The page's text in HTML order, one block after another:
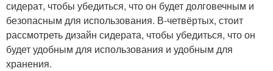
сидерат, чтобы убедиться, что он будет долговечным и
безопасным для использования. В-четвёртых, стоит
рассмотреть дизайн сидерата, чтобы убедиться, что он
будет удобным для использования и удобным для
хранения.